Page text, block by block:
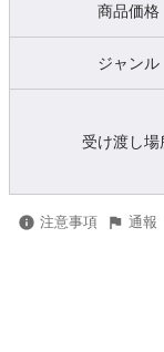
商品価格
ジャンル
受け渡し場
注意事項 通報